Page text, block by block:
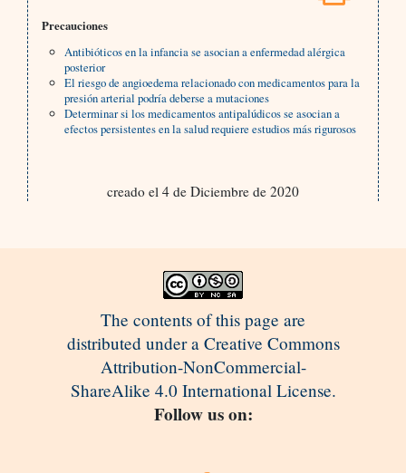
Precauciones
Antibióticos en la infancia se asocian a enfermedad alérgica
posterior
El riesgo de angioedema relacionado con medicamentos para la
presión arterial podría deberse a mutaciones
Determinar si los medicamentos antipalúdicos se asocian a
efectos persistentes en la salud requiere estudios más rigurosos
creado el 4 de Diciembre de 2020
The contents of this page are
distributed under a Creative Commons
Attribution-NonCommercial-
ShareAlike 4.0 International License.
Follow us on: